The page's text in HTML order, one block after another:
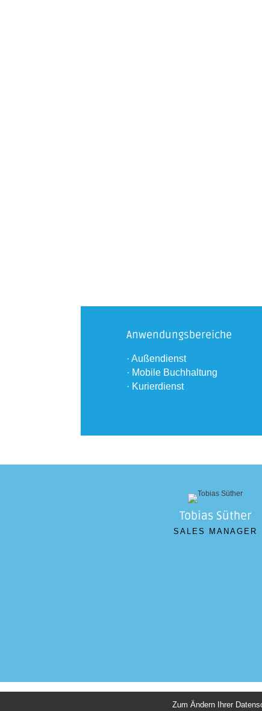
Anwendungsbereiche
· Außendienst
· Mobile Buchhaltung
· Kurierdienst
Tobias Süther
SALES MANAGER
Zum Ändern Ihrer